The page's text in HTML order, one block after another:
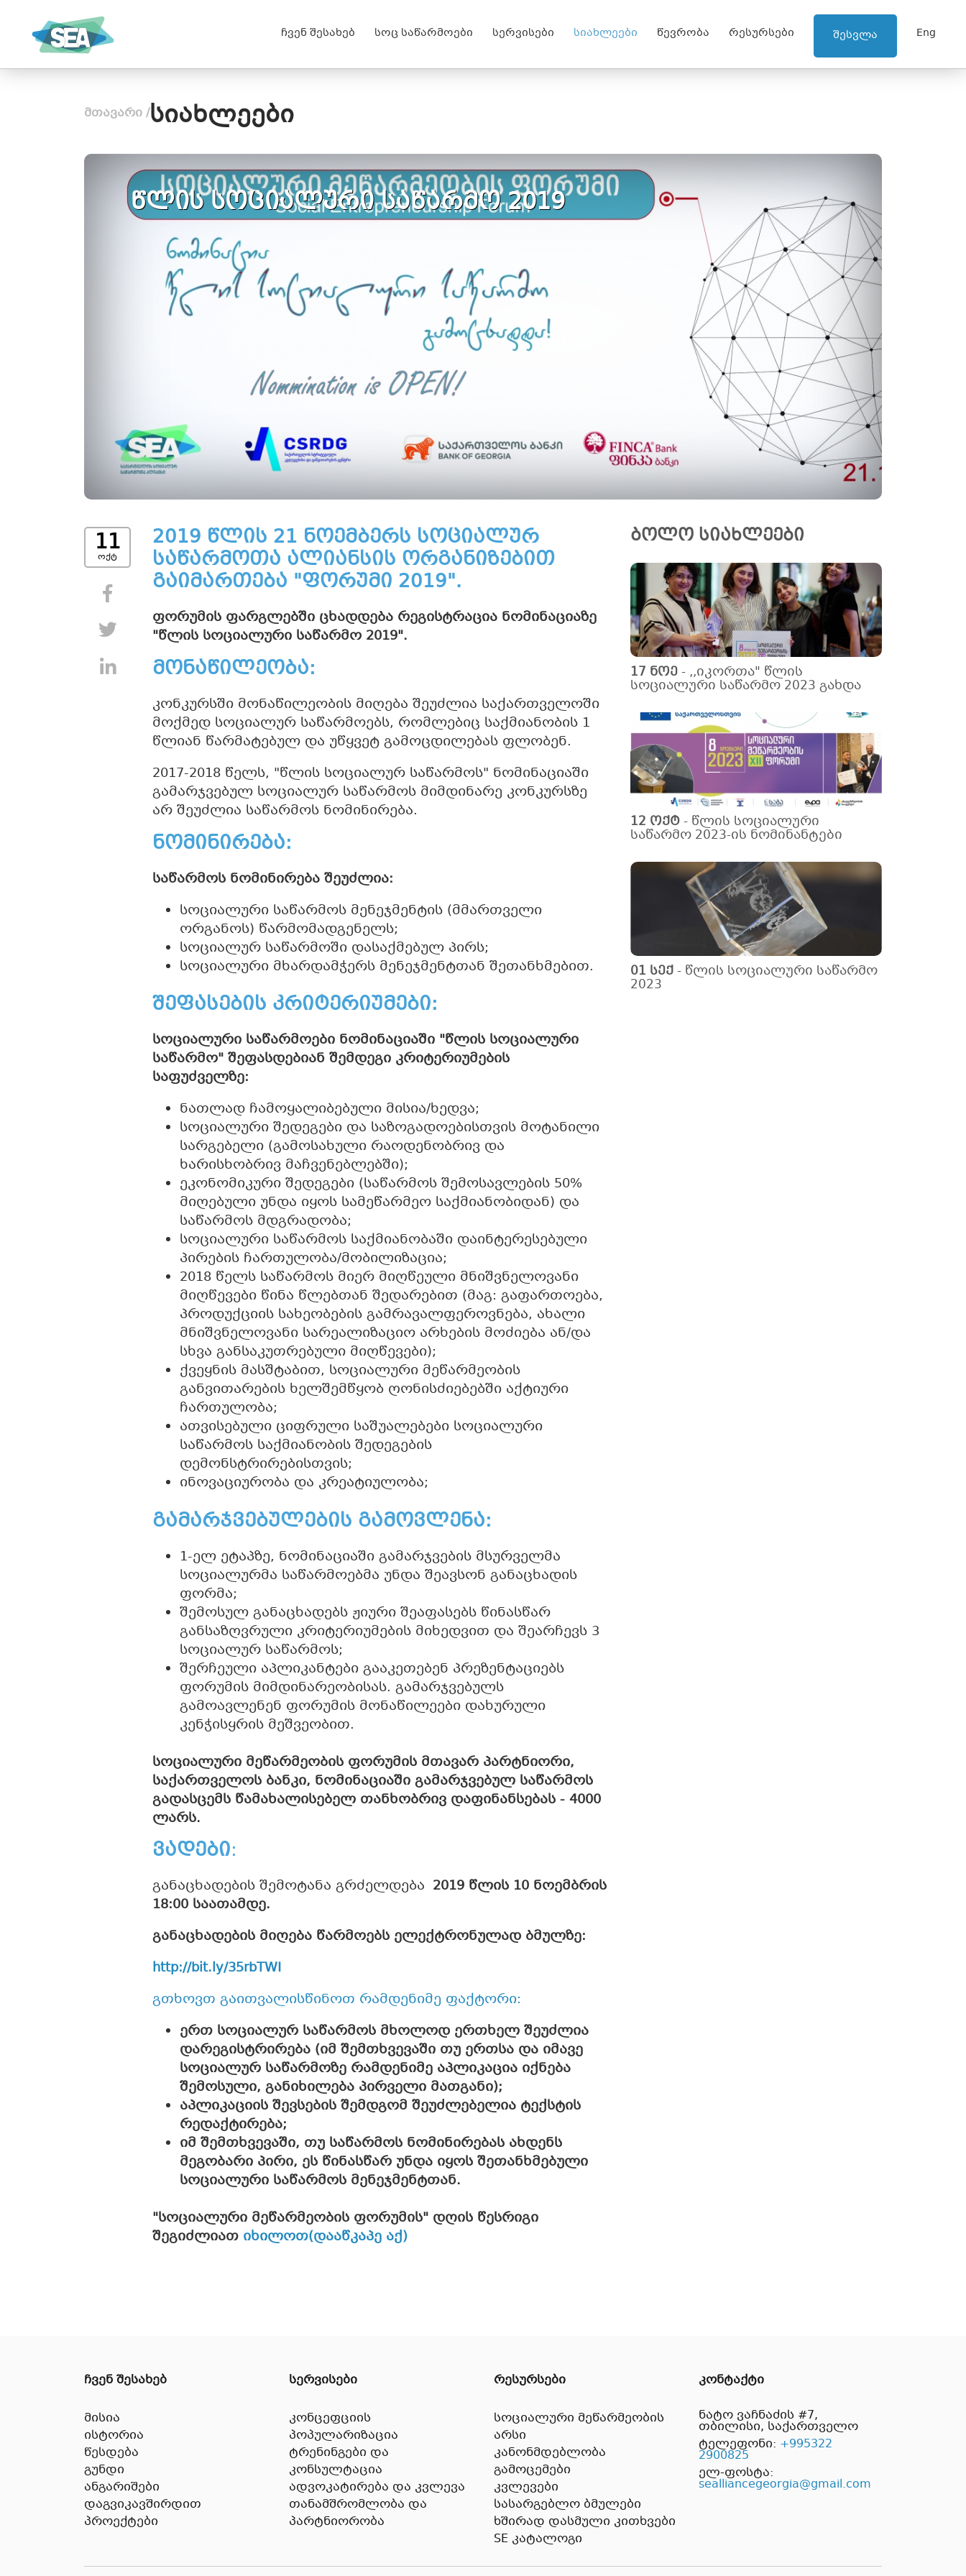
Eng
შესვლა
ჩვენ შესახებ სოც საწარმოები სერვისები სიახლეები წევრობა რესურსები
მთავარი /სიახლეები
წლის სოციალური საწარმო 2019
11
ოქტ
Share on Facebook
Tweet
Share on LinkedIn
2019 წლის 21 ნოემბერს სოციალურ
საწარმოთა ალიანსის ორგანიზებით
გაიმართება "ფორუმი 2019".
ფორუმის ფარგლებში ცხადდება რეგისტრაცია ნომინაციაზე
"წლის სოციალური საწარმო 2019".
მონაწილეობა:
კონკურსში მონაწილეობის მიღება შეუძლია საქართველოში
მოქმედ სოციალურ საწარმოებს, რომლებიც საქმიანობის 1
წლიან წარმატებულ და უწყვეტ გამოცდილებას ფლობენ.
2017-2018 წელს, "წლის სოციალურ საწარმოს" ნომინაციაში
გამარჯვებულ სოციალურ საწარმოს მიმდინარე კონკურსზე
არ შეუძლია საწარმოს ნომინირება.
ნომინირება:
საწარმოს ნომინირება შეუძლია:
სოციალური საწარმოს მენეჯმენტის (მმართველი
ორგანოს) წარმომადგენელს;
სოციალურ საწარმოში დასაქმებულ პირს;
სოციალური მხარდამჭერს მენეჯმენტთან შეთანხმებით.
შეფასების კრიტერიუმები:
სოციალური საწარმოები ნომინაციაში "წლის სოციალური
საწარმო" შეფასდებიან შემდეგი კრიტერიუმების
საფუძველზე:
ნათლად ჩამოყალიბებული მისია/ხედვა;
სოციალური შედეგები და საზოგადოებისთვის მოტანილი
სარგებელი (გამოსახული რაოდენობრივ და
ხარისხობრივ მაჩვენებლებში);
ეკონომიკური შედეგები (საწარმოს შემოსავლების 50%
მიღებული უნდა იყოს სამეწარმეო საქმიანობიდან) და
საწარმოს მდგრადობა;
სოციალური საწარმოს საქმიანობაში დაინტერესებული
პირების ჩართულობა/მობილიზაცია;
2018 წელს საწარმოს მიერ მიღწეული მნიშვნელოვანი
მიღწევები წინა წლებთან შედარებით (მაგ: გაფართოება,
პროდუქციის სახეობების გამრავალფეროვნება, ახალი
მნიშვნელოვანი სარეალიზაციო არხების მოძიება ან/და
სხვა განსაკუთრებული მიღწევები);
ქვეყნის მასშტაბით, სოციალური მეწარმეობის
განვითარების ხელშემწყობ ღონისძიებებში აქტიური
ჩართულობა;
ათვისებული ციფრული საშუალებები სოციალური
საწარმოს საქმიანობის შედეგების
დემონსტრირებისთვის;
ინოვაციურობა და კრეატიულობა;
გამარჯვებულების გამოვლენა:
1-ელ ეტაპზე, ნომინაციაში გამარჯვების მსურველმა
სოციალურმა საწარმოებმა უნდა შეავსონ განაცხადის
ფორმა;
შემოსულ განაცხადებს ჟიური შეაფასებს წინასწარ
განსაზღვრული კრიტერიუმების მიხედვით და შეარჩევს 3
სოციალურ საწარმოს;
შერჩეული აპლიკანტები გააკეთებენ პრეზენტაციებს
ფორუმის მიმდინარეობისას. გამარჯვებულს
გამოავლენენ ფორუმის მონაწილეები დახურული
კენჭისყრის მეშვეობით.
სოციალური მეწარმეობის ფორუმის მთავარ პარტნიორი,
საქართველოს ბანკი, ნომინაციაში გამარჯვებულ საწარმოს
გადასცემს წამახალისებელ თანხობრივ დაფინანსებას - 4000
ლარს.
ვადები:
განაცხადების შემოტანა გრძელდება 2019 წლის 10 ნოემბრის
18:00 საათამდე.
განაცხადების მიღება წარმოებს ელექტრონულად ბმულზე:
http://bit.ly/35rbTWI
გთხოვთ გაითვალისწინოთ რამდენიმე ფაქტორი:
ერთ სოციალურ საწარმოს მხოლოდ ერთხელ შეუძლია
დარეგისტრირება (იმ შემთხვევაში თუ ერთსა და იმავე
სოციალურ საწარმოზე რამდენიმე აპლიკაცია იქნება
შემოსული, განიხილება პირველი მათგანი);
აპლიკაციის შევსების შემდგომ შეუძლებელია ტექსტის
რედაქტირება;
იმ შემთხვევაში, თუ საწარმოს ნომინირებას ახდენს
მეგობარი პირი, ეს წინასწარ უნდა იყოს შეთანხმებული
სოციალური საწარმოს მენეჯმენტთან.
"სოციალური მეწარმეობის ფორუმის" დღის წესრიგი
შეგიძლიათ იხილოთ(დააწკაპე აქ)
ბოლო სიახლეები
17 ნოე- ,,იკორთა" წლის
სოციალური საწარმო 2023 გახდა
12 ოქტ- წლის სოციალური
საწარმო 2023-ის ნომინანტები
01 სექ- წლის სოციალური საწარმო
2023
ჩვენ შესახებ
მისია
ისტორია
წესდება
გუნდი
ანგარიშები
დაგვიკავშირდით
პროექტები
სერვისები
კონცეფციის
პოპულარიზაცია
ტრენინგები და
კონსულტაცია
ადვოკატირება და კვლევა
თანამშრომლობა და
პარტნიორობა
რესურსები
სოციალური მეწარმეობის
არსი
კანონმდებლობა
გამოცემები
კვლევები
სასარგებლო ბმულები
ხშირად დასმული კითხვები
SE კატალოგი
კონტაქტი
ნატო ვაჩნაძის #7,
თბილისი, საქართველო
ტელეფონი: +995322
2900825
ელ-ფოსტა:
sealliancegeorgia@gmail.com